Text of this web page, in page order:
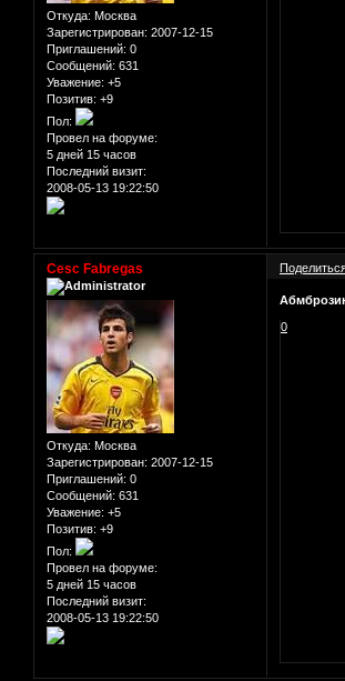
Откуда: Москва
Зарегистрирован: 2007-12-15
Приглашений: 0
Сообщений: 631
Уважение: +5
Позитив: +9
Пол:
Провел на форуме:
5 дней 15 часов
Последний визит:
2008-05-13 19:22:50
Cesc Fabregas
Откуда: Москва
Зарегистрирован: 2007-12-15
Приглашений: 0
Сообщений: 631
Уважение: +5
Позитив: +9
Пол:
Провел на форуме:
5 дней 15 часов
Последний визит:
2008-05-13 19:22:50
0